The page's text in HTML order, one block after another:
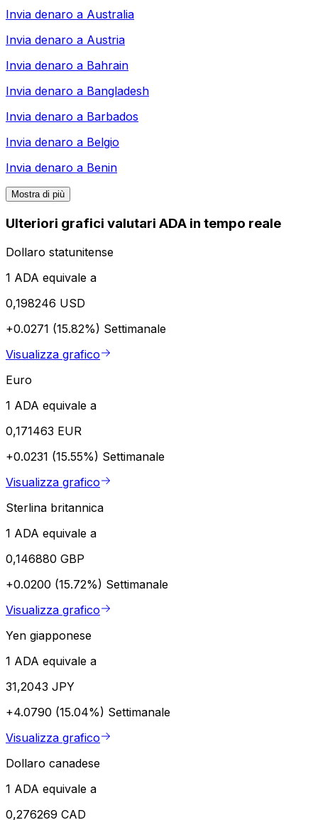
Invia denaro a Australia
Invia denaro a Austria
Invia denaro a Bahrain
Invia denaro a Bangladesh
Invia denaro a Barbados
Invia denaro a Belgio
Invia denaro a Benin
Mostra di più
Ulteriori grafici valutari ADA in tempo reale
Dollaro statunitense
1 ADA equivale a
0,198246 USD
+0.0271 (15.82%) Settimanale
Visualizza grafico
Euro
1 ADA equivale a
0,171463 EUR
+0.0231 (15.55%) Settimanale
Visualizza grafico
Sterlina britannica
1 ADA equivale a
0,146880 GBP
+0.0200 (15.72%) Settimanale
Visualizza grafico
Yen giapponese
1 ADA equivale a
31,2043 JPY
+4.0790 (15.04%) Settimanale
Visualizza grafico
Dollaro canadese
1 ADA equivale a
0,276269 CAD